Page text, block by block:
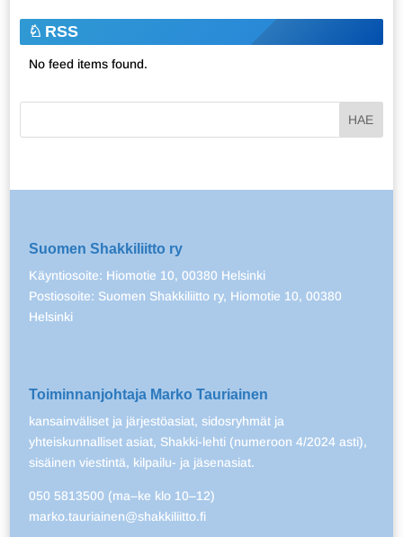
RSS
No feed items found.
Suomen Shakkiliitto ry
Käyntiosoite: Hiomotie 10, 00380 Helsinki
Postiosoite: Suomen Shakkiliitto ry, Hiomotie 10, 00380
Helsinki
Toiminnanjohtaja Marko Tauriainen
kansainväliset ja järjestöasiat, sidosryhmät ja
yhteiskunnalliset asiat, Shakki-lehti (numeroon 4/2024 asti),
sisäinen viestintä, kilpailu- ja jäsenasiat.
050 5813500 (ma–ke klo 10–12)
marko.tauriainen@shakkiliitto.fi